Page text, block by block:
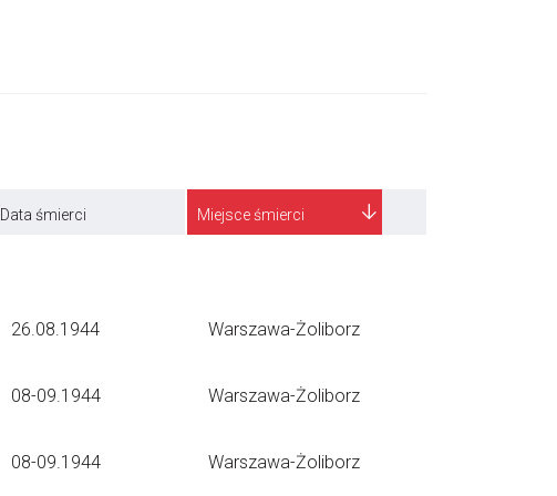
Data śmierci Miejsce śmierci
26.08.1944 Warszawa-Żoliborz
08-09.1944 Warszawa-Żoliborz
08-09.1944 Warszawa-Żoliborz